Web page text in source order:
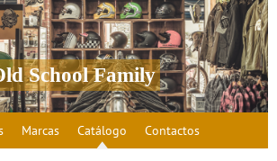
School Family
Marcas Catálogo Contactos